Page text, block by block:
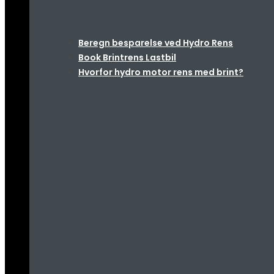
Beregn besparelse ved Hydro Rens
Book Brintrens Lastbil
Hvorfor hydro motor rens med brint?